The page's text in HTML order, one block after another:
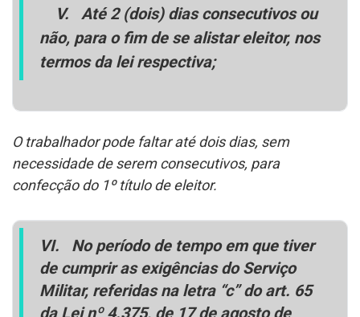
V. Até 2 (dois) dias consecutivos ou
não, para o fim de se alistar eleitor, nos
termos da lei respectiva;
O trabalhador pode faltar até dois dias, sem
necessidade de serem consecutivos, para
confecção do 1º título de eleitor.
VI. No período de tempo em que tiver
de cumprir as exigências do Serviço
Militar, referidas na letra “c” do art. 65
da Lei nº 4.375, de 17 de agosto de